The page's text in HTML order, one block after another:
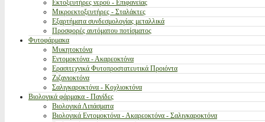
Εκτοξευτήρες νερού - Επιφανείας
Μικροεκτοξευτήρες - Σταλάκτες
Εξαρτήματα συνδεσμολογίας μεταλλικά
Προσφορές αυτόματου ποτίσματος
Φυτοφάρμακα
Μυκητοκτόνα
Εντομοκτόνα - Ακαρεοκτόνα
Ερασιτεχνικά Φυτοπροστατευτικά Προιόντα
Ζιζανιοκτόνα
Σαλιγκαροκτόνα - Κοχλιοκτόνα
Βιολογικά φάρμακα - Παγίδες
Βιολογικά Λιπάσματα
Βιολογικά Εντομοκτόνα - Ακαρεοκτόνα - Σαλιγκαροκτόνα